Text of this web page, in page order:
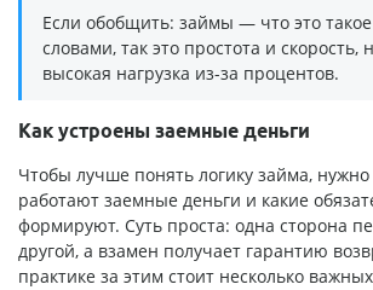
Если обобщить: займы — что это
словами, так это простота и скорость,
высокая нагрузка из-за процентов.
Как устроены заемные деньги
Чтобы лучше понять логику займа, нужно
работают заемные деньги и какие
формируют. Суть проста: одна сторона
другой, а взамен получает гарантию
практике за этим стоит несколько